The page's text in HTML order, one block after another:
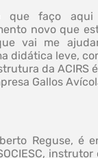
que faço
novo que
vai me
didática leve,
da ACIRS
Gallos
Reguse, é